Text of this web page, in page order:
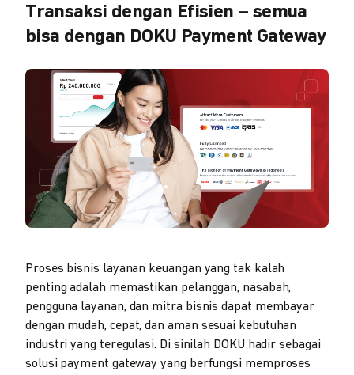
Transaksi dengan Efisien – semua
bisa dengan DOKU Payment Gateway
Proses bisnis layanan keuangan yang tak kalah
penting adalah memastikan pelanggan, nasabah,
pengguna layanan, dan mitra bisnis dapat membayar
dengan mudah, cepat, dan aman sesuai kebutuhan
industri yang teregulasi. Di sinilah DOKU hadir sebagai
solusi payment gateway yang berfungsi memproses